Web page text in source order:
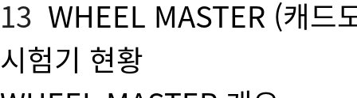
13 WHEEL MASTER (캐드
시험기 현황